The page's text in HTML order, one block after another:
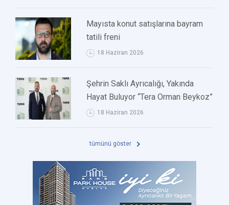
Mayısta konut satışlarına bayram
tatili freni
18 Haziran 2026
Şehrin Saklı Ayrıcalığı, Yakında
Hayat Buluyor “Tera Orman Beykoz”
18 Haziran 2026
tümünü göster